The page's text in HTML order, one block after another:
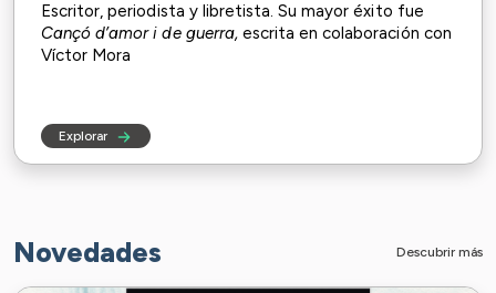
Escritor, periodista y libretista. Su mayor éxito fue
Cançó d’amor i de guerra, escrita en colaboración con
Víctor Mora
Explorar
Novedades Descubrir más